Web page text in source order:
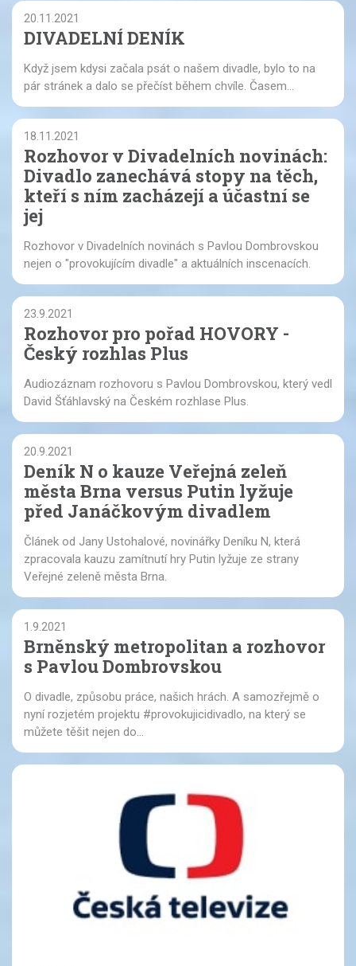
20.11.2021
DIVADELNÍ DENÍK
Když jsem kdysi začala psát o našem divadle, bylo to na
pár stránek a dalo se přečíst během chvíle. Časem...
18.11.2021
Rozhovor v Divadelních novinách:
Divadlo zanechává stopy na těch,
kteří s ním zacházejí a účastní se
jej
Rozhovor v Divadelních novinách s Pavlou Dombrovskou
nejen o "provokujícím divadle" a aktuálních inscenacích.
23.9.2021
Rozhovor pro pořad HOVORY -
Český rozhlas Plus
Audiozáznam rozhovoru s Pavlou Dombrovskou, který vedl
David Šťáhlavský na Českém rozhlase Plus.
20.9.2021
Deník N o kauze Veřejná zeleň
města Brna versus Putin lyžuje
před Janáčkovým divadlem
Článek od Jany Ustohalové, novinářky Deníku N, která
zpracovala kauzu zamítnutí hry Putin lyžuje ze strany
Veřejné zeleně města Brna.
1.9.2021
Brněnský metropolitan a rozhovor
s Pavlou Dombrovskou
O divadle, způsobu práce, našich hrách. A samozřejmě o
nyní rozjetém projektu #provokujicidivadlo, na který se
můžete těšit nejen do...